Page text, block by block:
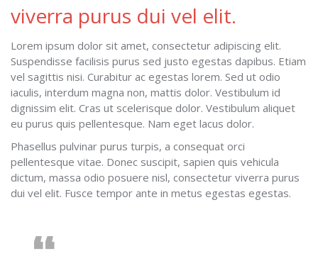
viverra purus dui vel elit.
Lorem ipsum dolor sit amet, consectetur adipiscing elit.
Suspendisse facilisis purus sed justo egestas dapibus. Etiam
vel sagittis nisi. Curabitur ac egestas lorem. Sed ut odio
iaculis, interdum magna non, mattis dolor. Vestibulum id
dignissim elit. Cras ut scelerisque dolor. Vestibulum aliquet
eu purus quis pellentesque. Nam eget lacus dolor.
Phasellus pulvinar purus turpis, a consequat orci
pellentesque vitae. Donec suscipit, sapien quis vehicula
dictum, massa odio posuere nisl, consectetur viverra purus
dui vel elit. Fusce tempor ante in metus egestas egestas.